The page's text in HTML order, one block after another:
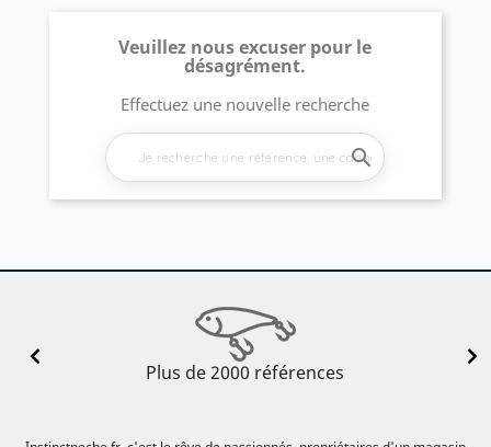
Veuillez nous excuser pour le
désagrément.
Effectuez une nouvelle recherche

Plus de 2000 références